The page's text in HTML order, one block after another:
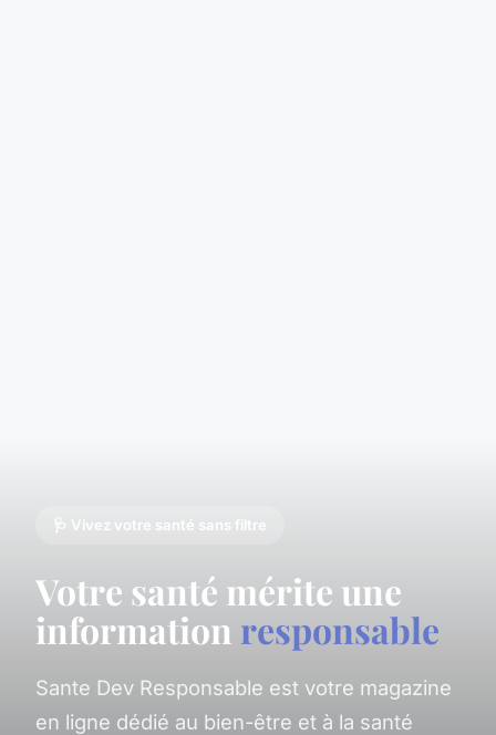
🩺 Vivez votre santé sans filtre
Votre santé mérite une
information responsable
Sante Dev Responsable est votre magazine
en ligne dédié au bien-être et à la santé